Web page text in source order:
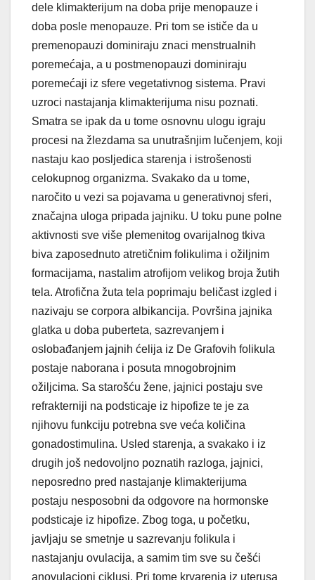
dele klimakterijum na doba prije menopauze i
doba posle menopauze. Pri tom se ističe da u
premenopauzi dominiraju znaci menstrualnih
poremećaja, a u postmenopauzi dominiraju
poremećaji iz sfere vegetativnog sistema. Pravi
uzroci nastajanja klimakterijuma nisu poznati.
Smatra se ipak da u tome osnovnu ulogu igraju
procesi na žlezdama sa unutrašnjim lučenjem, koji
nastaju kao posljedica starenja i istrošenosti
celokupnog organizma. Svakako da u tome,
naročito u vezi sa pojavama u generativnoj sferi,
značajna uloga pripada jajniku. U toku pune polne
aktivnosti sve više plemenitog ovarijalnog tkiva
biva zaposednuto atretičnim folikulima i ožiljnim
formacijama, nastalim atrofijom velikog broja žutih
tela. Atrofična žuta tela poprimaju beličast izgled i
nazivaju se corpora albikancija. Površina jajnika
glatka u doba puberteta, sazrevanjem i
oslobađanjem jajnih ćelija iz De Grafovih folikula
postaje naborana i posuta mnogobrojnim
ožiljcima. Sa starošću žene, jajnici postaju sve
refrakterniji na podsticaje iz hipofize te je za
njihovu funkciju potrebna sve veća količina
gonadostimulina. Usled starenja, a svakako i iz
drugih još nedovoljno poznatih razloga, jajnici,
neposredno pred nastajanje klimakterijuma
postaju nesposobni da odgovore na hormonske
podsticaje iz hipofize. Zbog toga, u početku,
javljaju se smetnje u sazrevanju folikula i
nastajanju ovulacija, a samim tim sve su češći
anovulacioni ciklusi. Pri tome krvarenja iz uterusa